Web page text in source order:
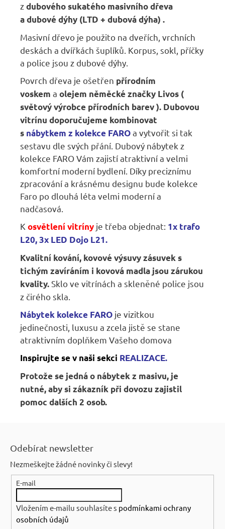
zdubového sukatého masivního dřeva
adubové dýhy (LTD + dubová dýha) .
Masivní dřevo je použito na dveřích, vrchních
deskách a dvířkách šuplíků. Korpus, sokl, příčky
a police jsou z dubové dýhy.
Povrch dřeva je ošetřen přírodním
voskem a olejem něměcké značky Livos (
světový výrobce přírodních barev ). Dubovou
vitrínu doporučujeme kombinovat
s nábytkem z kolekce FAROa vytvořit si tak
sestavu dle svých přání. Dubový nábytek z
kolekce FARO Vám zajistí atraktivní a velmi
komfortní moderní bydlení. Díky preciznímu
zpracování a krásnému designu bude kolekce
Faro po dlouhá léta velmi moderní a
nadčasová.
K osvětlení vitríny je třeba objednat: 1x trafo
L20,3x LED Dojo L21.
Kvalitní kování, kovové výsuvy zásuvek s
tichým zavíráním i kovová madla jsou zárukou
kvality. Sklo ve vitrínách a skleněné police jsou
z čirého skla.
Nábytek kolekce FARO je vizitkou
jedinečnosti, luxusu a zcela jistě se stane
atraktivním doplňkem Vašeho domova
Inspirujte se v naši sekci REALIZACE.
Protože se jedná o nábytek z masivu, je
nutné, aby si zákazník při dovozu zajistil
pomoc dalších 2 osob.
Odebírat newsletter
Nezmeškejte žádné novinky či slevy!
E-mail
Vložením e-mailu souhlasíte s podmínkami ochrany
osobních údajů